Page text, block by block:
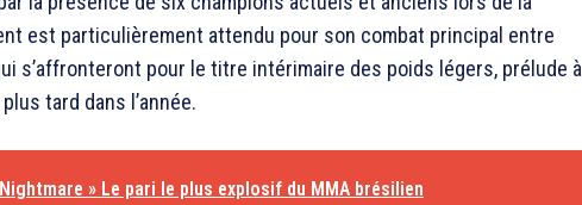
est particulièrement attendu pour son combat principal entre
s’affronteront pour le titre intérimaire des poids légers, prélude à
tard dans l’année.
» Le pari le plus explosif du MMA brésilien